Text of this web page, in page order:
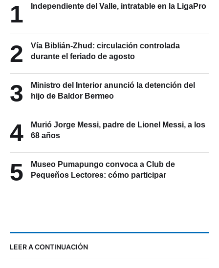
1 Independiente del Valle, intratable en la LigaPro
2
Vía Biblián-Zhud: circulación controlada
durante el feriado de agosto
3
Ministro del Interior anunció la detención del
hijo de Baldor Bermeo
4
Murió Jorge Messi, padre de Lionel Messi, a los
68 años
5
Museo Pumapungo convoca a Club de
Pequeños Lectores: cómo participar
LEER A CONTINUACIÓN